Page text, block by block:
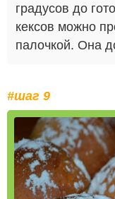
градусов до
кексов можно
палочкой. Она
#шаг 9